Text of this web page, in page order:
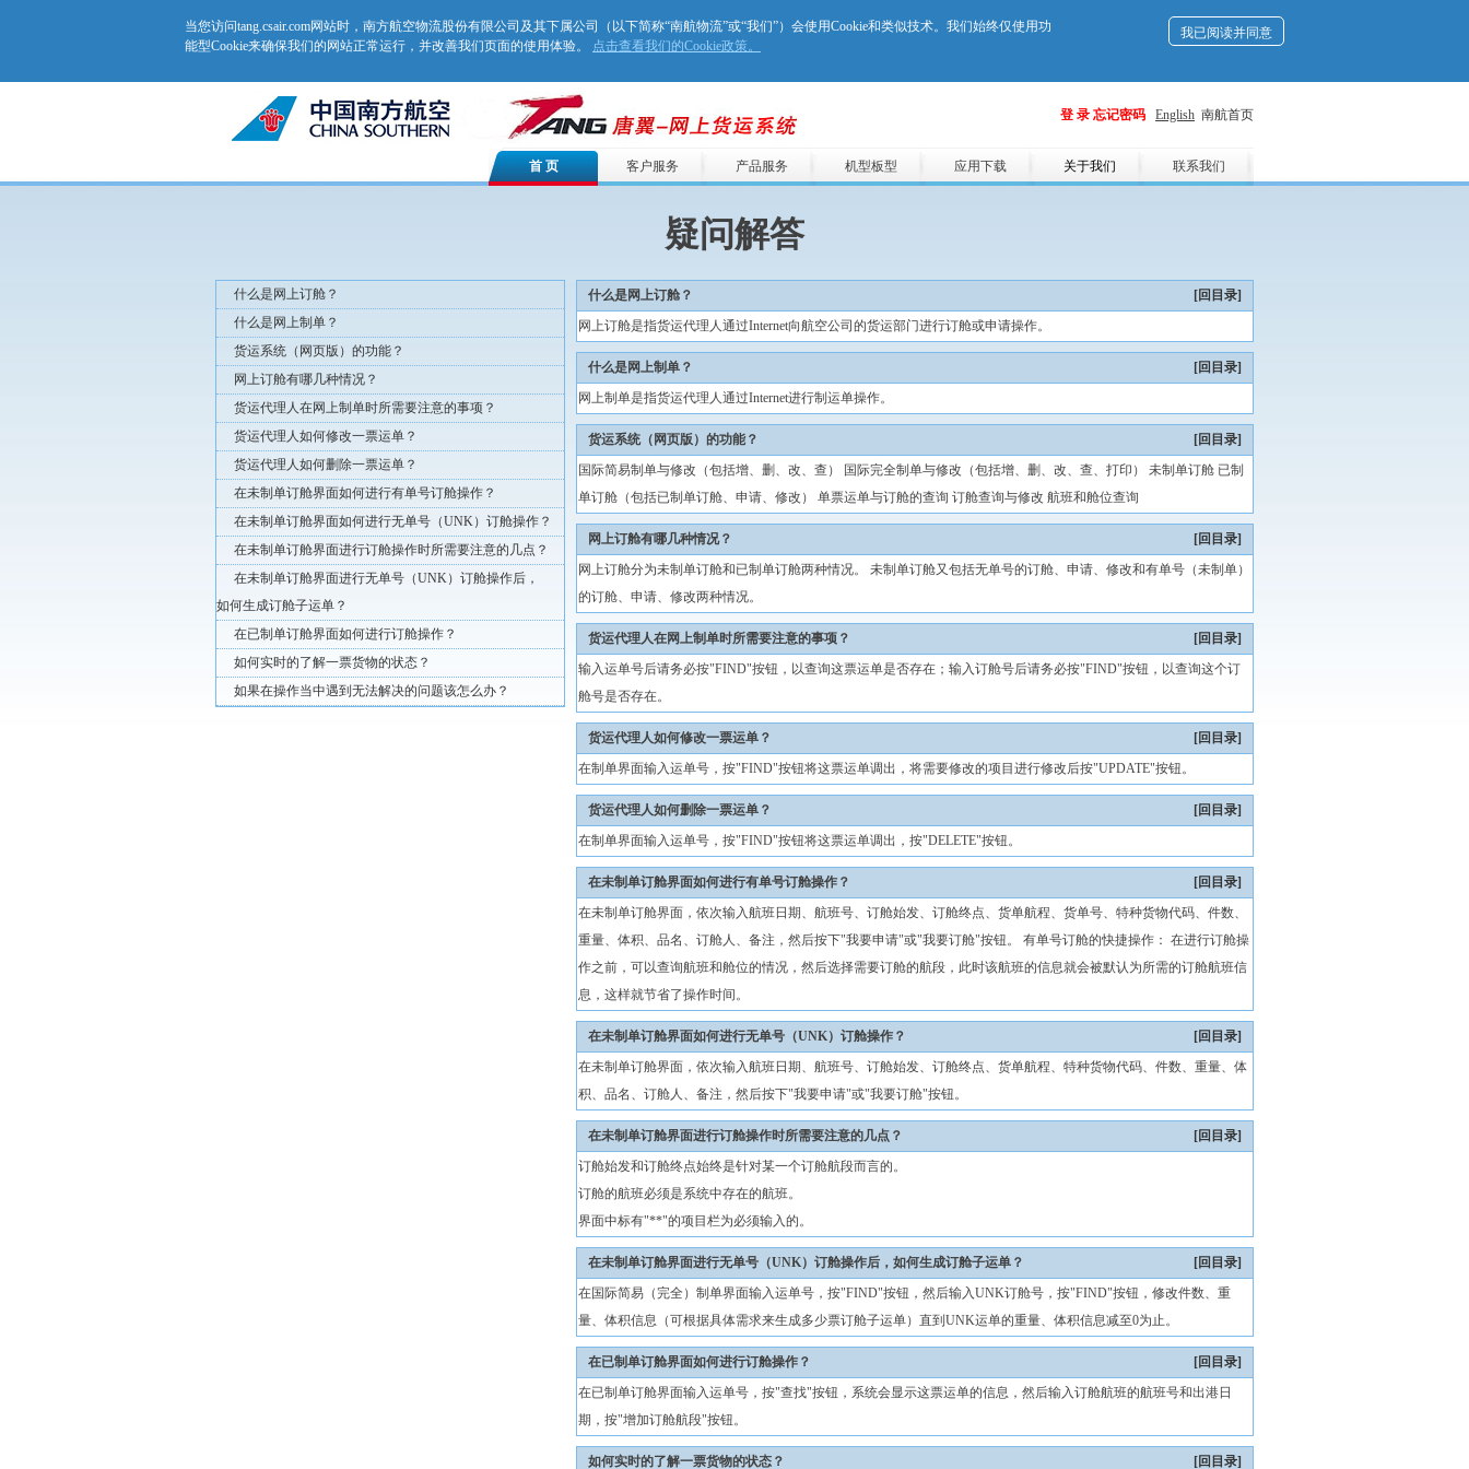
当您访问tang.csair.com网站时，南方航空物流股份有限公司及其下属公司（以下简称“南航物流”或“我们”）会使用Cookie和类似技术。我们始终仅使用功
能型Cookie来确保我们的网站正常运行，并改善我们页面的使用体验。 点击查看我们的Cookie政策。
我已阅读并同意
登 录 忘记密码 English 南航首页
首 页 客户服务 产品服务 机型板型 应用下载 关于我们 联系我们
疑问解答
什么是网上订舱？
什么是网上制单？
货运系统（网页版）的功能？
网上订舱有哪几种情况？
货运代理人在网上制单时所需要注意的事项？
货运代理人如何修改一票运单？
货运代理人如何删除一票运单？
在未制单订舱界面如何进行有单号订舱操作？
在未制单订舱界面如何进行无单号（UNK）订舱操作？
在未制单订舱界面进行订舱操作时所需要注意的几点？
在未制单订舱界面进行无单号（UNK）订舱操作后，
如何生成订舱子运单？
在已制单订舱界面如何进行订舱操作？
如何实时的了解一票货物的状态？
如果在操作当中遇到无法解决的问题该怎么办？
什么是网上订舱？
[回目录]
网上订舱是指货运代理人通过Internet向航空公司的货运部门进行订舱或申请操作。
什么是网上制单？
[回目录]
网上制单是指货运代理人通过Internet进行制运单操作。
货运系统（网页版）的功能？
[回目录]
国际简易制单与修改（包括增、删、改、查） 国际完全制单与修改（包括增、删、改、查、打印） 未制单订舱 已制
单订舱（包括已制单订舱、申请、修改） 单票运单与订舱的查询 订舱查询与修改 航班和舱位查询
网上订舱有哪几种情况？
[回目录]
网上订舱分为未制单订舱和已制单订舱两种情况。 未制单订舱又包括无单号的订舱、申请、修改和有单号（未制单）
的订舱、申请、修改两种情况。
货运代理人在网上制单时所需要注意的事项？
[回目录]
输入运单号后请务必按"FIND"按钮，以查询这票运单是否存在；输入订舱号后请务必按"FIND"按钮，以查询这个订
舱号是否存在。
货运代理人如何修改一票运单？
[回目录]
在制单界面输入运单号，按"FIND"按钮将这票运单调出，将需要修改的项目进行修改后按"UPDATE"按钮。
货运代理人如何删除一票运单？
[回目录]
在制单界面输入运单号，按"FIND"按钮将这票运单调出，按"DELETE"按钮。
在未制单订舱界面如何进行有单号订舱操作？
[回目录]
在未制单订舱界面，依次输入航班日期、航班号、订舱始发、订舱终点、货单航程、货单号、特种货物代码、件数、
重量、体积、品名、订舱人、备注，然后按下"我要申请"或"我要订舱"按钮。 有单号订舱的快捷操作： 在进行订舱操
作之前，可以查询航班和舱位的情况，然后选择需要订舱的航段，此时该航班的信息就会被默认为所需的订舱航班信
息，这样就节省了操作时间。
在未制单订舱界面如何进行无单号（UNK）订舱操作？
[回目录]
在未制单订舱界面，依次输入航班日期、航班号、订舱始发、订舱终点、货单航程、特种货物代码、件数、重量、体
积、品名、订舱人、备注，然后按下"我要申请"或"我要订舱"按钮。
在未制单订舱界面进行订舱操作时所需要注意的几点？
[回目录]
订舱始发和订舱终点始终是针对某一个订舱航段而言的。
订舱的航班必须是系统中存在的航班。
界面中标有"**"的项目栏为必须输入的。
在未制单订舱界面进行无单号（UNK）订舱操作后，如何生成订舱子运单？
[回目录]
在国际简易（完全）制单界面输入运单号，按"FIND"按钮，然后输入UNK订舱号，按"FIND"按钮，修改件数、重
量、体积信息（可根据具体需求来生成多少票订舱子运单）直到UNK运单的重量、体积信息减至0为止。
在已制单订舱界面如何进行订舱操作？
[回目录]
在已制单订舱界面输入运单号，按"查找"按钮，系统会显示这票运单的信息，然后输入订舱航班的航班号和出港日
期，按"增加订舱航段"按钮。
如何实时的了解一票货物的状态？ [回目录]